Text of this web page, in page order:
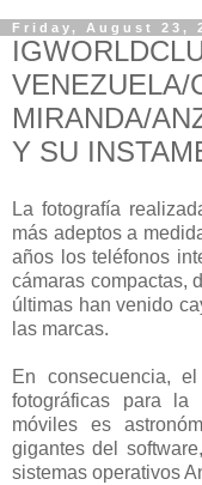
Friday, August 23,
VENEZUELA/
MIRANDA/
Y SU
La fotografía
más adeptos a
años los teléfonos
cámaras compactas,
últimas han venido
las marcas.
En consecuencia,
fotográficas para la
móviles es
gigantes del
sistemas operativos